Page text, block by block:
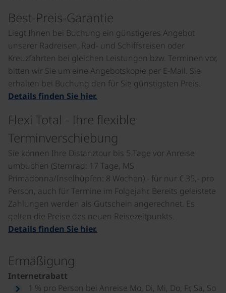
Best-Preis-Garantie
Liegt Ihnen bei Buchung ein günstigeres Angebot
unserer Radreisen, Rad- und Schiffsreisen oder
Kreuzfahrten bei gleichen Leistungen bzw. Terminen vor,
bitten wir Sie um eine Angebotskopie per E-Mail. Sie
erhalten bei Buchung den für Sie günstigsten Preis.
Details finden Sie hier.
Flexi Total - Ihre flexible
Terminverschiebung
Sie können Ihre Distanztour bis 5 Tage vor Anreise
umbuchen (Sternrad: 17 Tage, MS
Primadonna/Inselhüpfen: 8 Wochen) - für nur € 35,- pro
Person, auch für Termine im Folgejahr. Bereits geleistete
Zahlungen werden als Gutschein angerechnet. Es
gelten die Preise des neuen Reisezeitpunkts.
Details finden Sie hier.
Ermäßigung
Internetrabatt
1 % pro Person bei Anreise Mo, Di, Mi, Do, Fr, Sa, So